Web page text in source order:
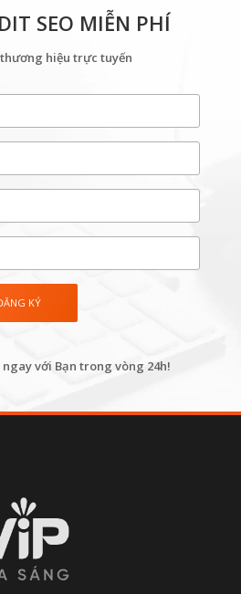
SEO MIỄN PHÍ
hiệu trực tuyến
ngay với Bạn trong vòng 24h!